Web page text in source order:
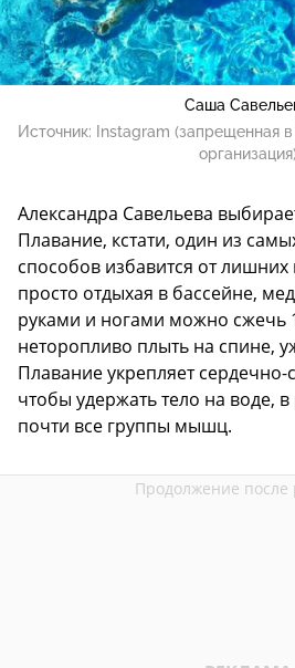
Саша
Источник:
Instagram (запрещенная
Александра Савельева
Плавание, кстати, один из
способов избавится от
просто отдыхая в бассейне,
руками и ногами можно сжечь
неторопливо плыть на спине,
Плавание укрепляет сердечно-
чтобы удержать тело на воде,
почти все группы мышц.